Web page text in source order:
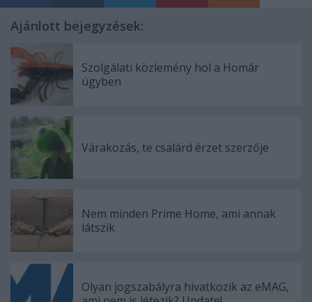
Ajánlott bejegyzések:
Szolgálati közlemény hol a Homár
ügyben
Várakozás, te csalárd érzet szerzője
Nem minden Prime Home, ami annak
látszik
Olyan jogszabályra hivatkozik az eMAG,